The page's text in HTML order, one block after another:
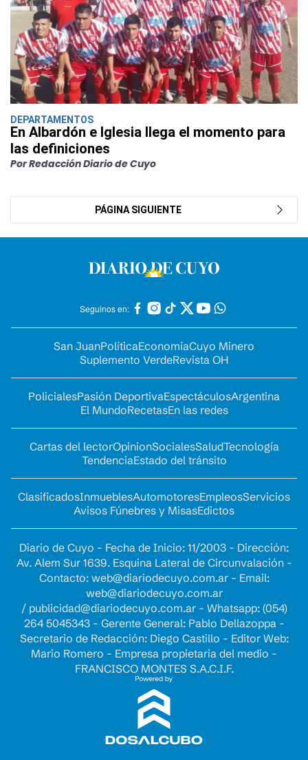
DEPARTAMENTOS
En Albardón e Iglesia llega el momento para
las definiciones
Por Redacción Diario de Cuyo
PÁGINA SIGUIENTE
Seguinos en:
San JuanPolíticaEconomíaCuyo Minero
Suplemento VerdeRevista OH
PolicialesPasión DeportivaEspectáculosArgentina
El MundoRecetasEn las redes
Cartas del lectorOpinionSocialesSaludTecnología
TendenciaEstado del tránsito
ClasificadosInmueblesAutomotoresEmpleosServicios
Avisos Fúnebres y MisasEdictos
Diario de Cuyo - Fecha de Inicio: 11/2003 - Dirección:
Av. Alem Sur 1639. Esquina Lateral de Circunvalación -
Contacto: web@diariodecuyo.com.ar- Email:
web@diariodecuyo.com.ar
/ publicidad@diariodecuyo.com.ar- Whatsapp: (054)
264 5045343 - Gerente General: Pablo Dellazoppa -
Secretario de Redacción: Diego Castillo - Editor Web:
Mario Romero - Empresa propietaria del medio -
FRANCISCO MONTES S.A.C.I.F.